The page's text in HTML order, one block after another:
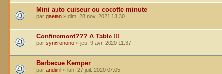
Mini auto cuiseur ou cocotte minute
par gaetan » dim. 28 nov. 2021 13:30
Confinement??? A Table !!!
par syncronono » jeu. 9 avr. 2020 11:37
Barbecue Kemper
par anduril » lun. 27 juil. 2020 07:05